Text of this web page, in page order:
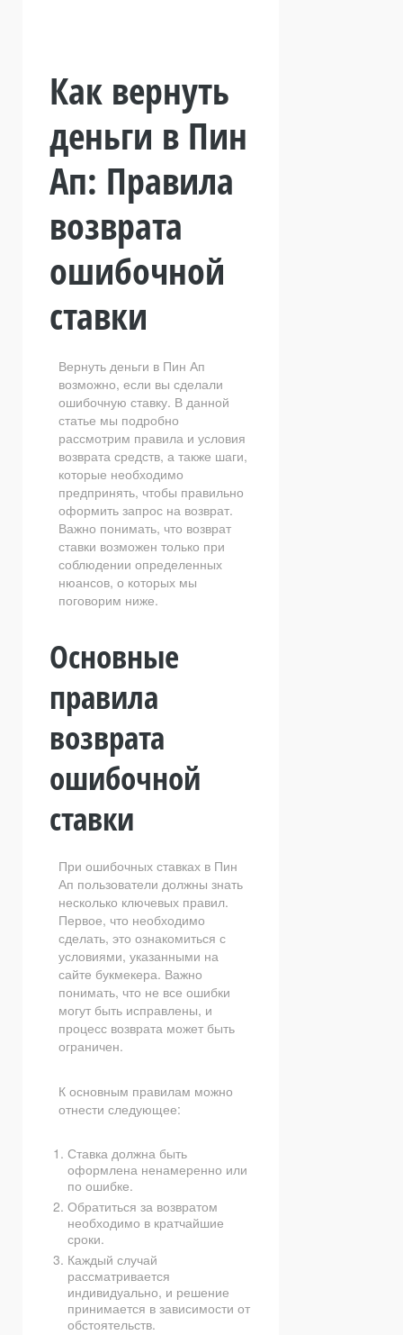
Как вернуть
деньги в Пин
Ап: Правила
возврата
ошибочной
ставки
Вернуть деньги в Пин Ап
возможно, если вы сделали
ошибочную ставку. В данной
статье мы подробно
рассмотрим правила и условия
возврата средств, а также шаги,
которые необходимо
предпринять, чтобы правильно
оформить запрос на возврат.
Важно понимать, что возврат
ставки возможен только при
соблюдении определенных
нюансов, о которых мы
поговорим ниже.
Основные
правила
возврата
ошибочной
ставки
При ошибочных ставках в Пин
Ап пользователи должны знать
несколько ключевых правил.
Первое, что необходимо
сделать, это ознакомиться с
условиями, указанными на
сайте букмекера. Важно
понимать, что не все ошибки
могут быть исправлены, и
процесс возврата может быть
ограничен.
К основным правилам можно
отнести следующее:
Ставка должна быть
оформлена ненамеренно или
по ошибке.
Обратиться за возвратом
необходимо в кратчайшие
сроки.
Каждый случай
рассматривается
индивидуально, и решение
принимается в зависимости от
обстоятельств.